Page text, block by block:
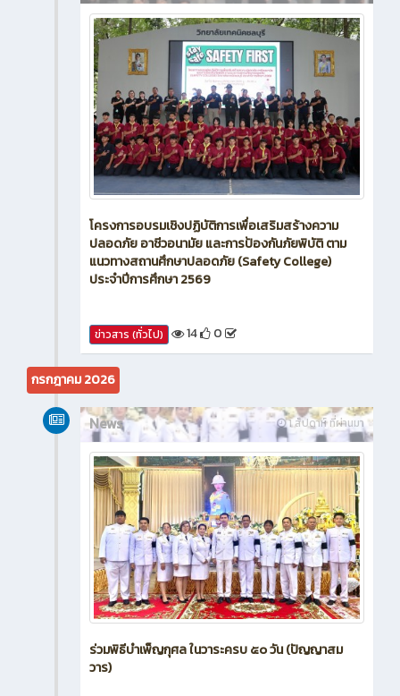
โครงการอบรมเชิงปฏิบัติการเพื่อเสริมสร้างความ
ปลอดภัย อาชีวอนามัย และการป้องกันภัยพิบัติ ตาม
แนวทางสถานศึกษาปลอดภัย (Safety College)
ประจำปีการศึกษา 2569
กรกฎาคม 2026
News
ร่วมพิธีบำเพ็ญกุศล ในวาระครบ ๕๐ วัน (ปัญญาสม
วาร)